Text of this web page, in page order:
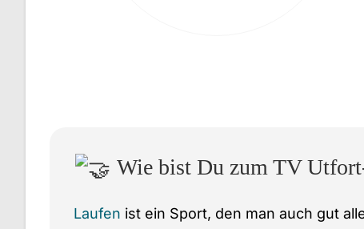
Wie bist Du zum TV
Laufen ist ein Sport, den man auch gut